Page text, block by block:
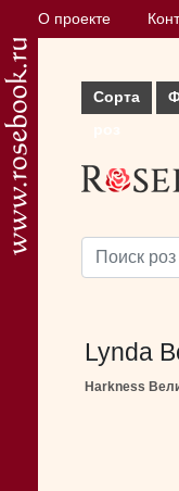
О проекте
Сорта
Lynda
Harkness